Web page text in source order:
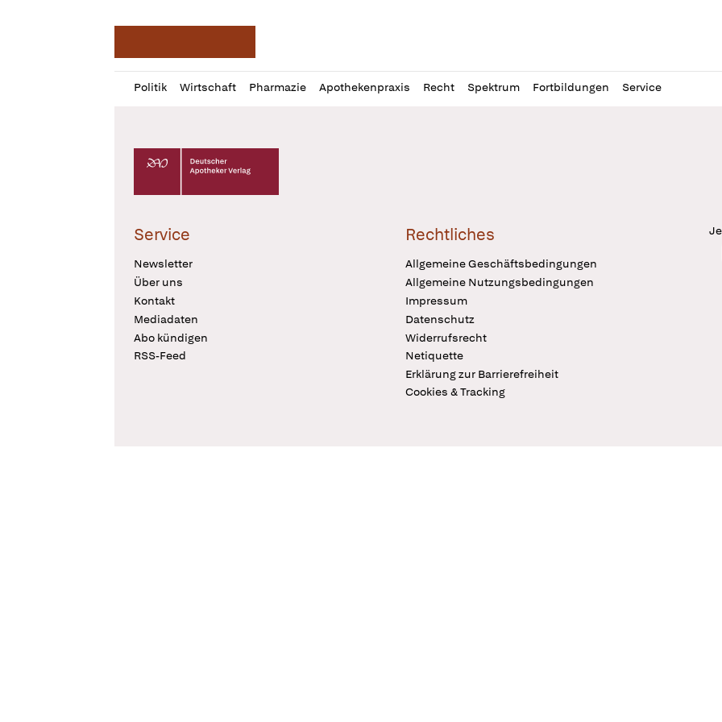
Politik Wirtschaft Pharmazie Apothekenpraxis Recht Spektrum Fortbildungen Service
Profil
öffnen
Daz
Pur
Deutscher Apotheker Verlag Logo
Service
Newsletter
Über uns
Kontakt
Mediadaten
Abo kündigen
RSS-Feed
Rechtliches
Allgemeine Geschäftsbedingungen
Allgemeine Nutzungsbedingungen
Impressum
Datenschutz
Widerrufsrecht
Netiquette
Erklärung zur Barrierefreiheit
Cookies & Tracking